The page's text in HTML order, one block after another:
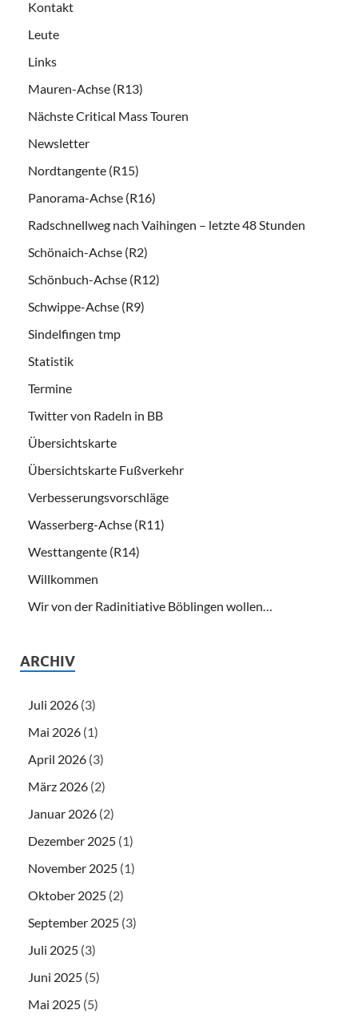
Kontakt
Leute
Links
Mauren-Achse (R13)
Nächste Critical Mass Touren
Newsletter
Nordtangente (R15)
Panorama-Achse (R16)
Radschnellweg nach Vaihingen – letzte 48 Stunden
Schönaich-Achse (R2)
Schönbuch-Achse (R12)
Schwippe-Achse (R9)
Sindelfingen tmp
Statistik
Termine
Twitter von Radeln in BB
Übersichtskarte
Übersichtskarte Fußverkehr
Verbesserungsvorschläge
Wasserberg-Achse (R11)
Westtangente (R14)
Willkommen
Wir von der Radinitiative Böblingen wollen…
ARCHIV
Juli 2026 (3)
Mai 2026 (1)
April 2026 (3)
März 2026 (2)
Januar 2026 (2)
Dezember 2025 (1)
November 2025 (1)
Oktober 2025 (2)
September 2025 (3)
Juli 2025 (3)
Juni 2025 (5)
Mai 2025 (5)